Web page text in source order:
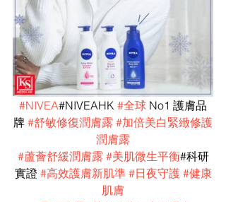
#NIVEA#NIVEAHK #全球 No1 護膚品
牌 #舒敏修復潤膚露 #加倍美白緊緻修護
潤膚露
#蘆薈舒緩潤膚露 #美肌微生平衡#科研
實證 #高效護膚新肌準 #日夜守護 #健康
肌膚